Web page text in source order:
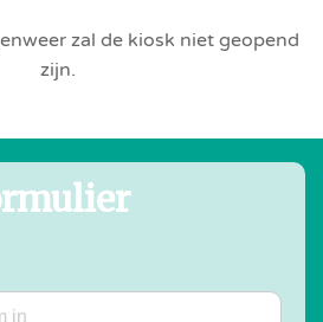
zal de kiosk niet geopend
zijn.